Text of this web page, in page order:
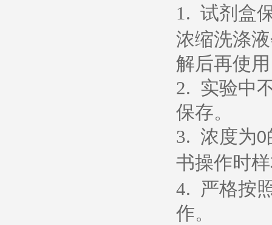
1. 试剂盒
浓缩洗涤
解后再使
2. 实验中
保存。
3. 浓度为0
书操作时
4. 严格按
作。